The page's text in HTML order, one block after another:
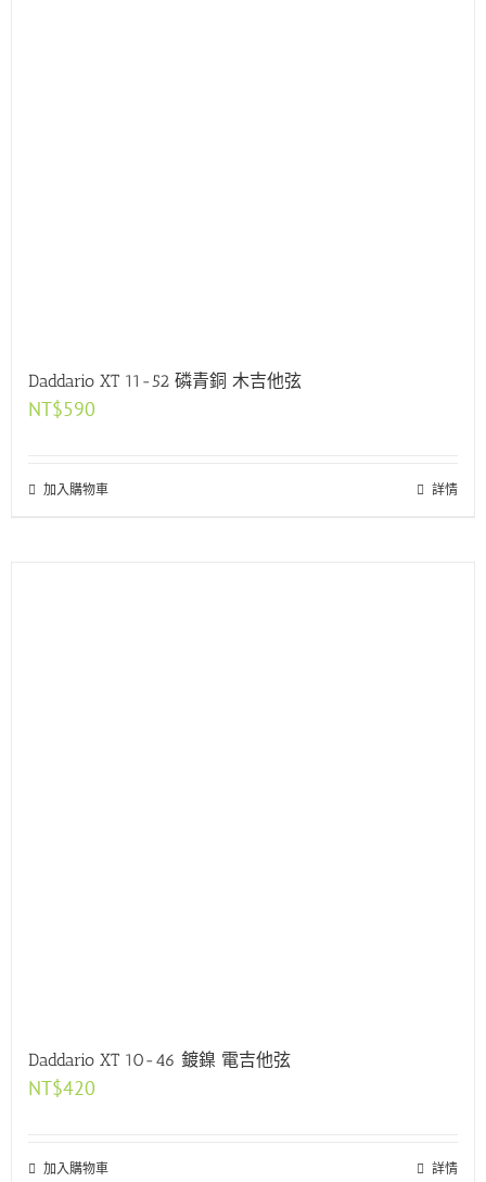
Daddario XT 11-52 磷青銅 木吉他弦
NT$590
加入購物車 詳情
Daddario XT 10-46 鍍鎳 電吉他弦
NT$420
加入購物車 詳情